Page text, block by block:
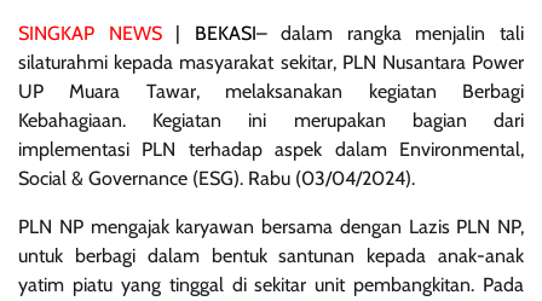
SINGKAP NEWS| BEKASI– dalam rangka menjalin tali
silaturahmi kepada masyarakat sekitar, PLN Nusantara Power
UP Muara Tawar, melaksanakan kegiatan Berbagi
Kebahagiaan. Kegiatan ini merupakan bagian dari
implementasi PLN terhadap aspek dalam Environmental,
Social & Governance (ESG). Rabu (03/04/2024).
PLN NP mengajak karyawan bersama dengan Lazis PLN NP,
untuk berbagi dalam bentuk santunan kepada anak-anak
yatim piatu yang tinggal di sekitar unit pembangkitan. Pada